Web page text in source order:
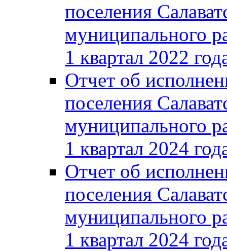
поселения
муниципального
1 квартал 2022
Отчет об
поселения
муниципального
1 квартал 2024
Отчет об
поселения
муниципального
1 квартал 2024